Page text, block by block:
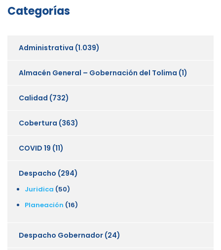
Categorías
Administrativa (1.039)
Almacén General – Gobernación del Tolima (1)
Calidad (732)
Cobertura (363)
COVID 19 (11)
Despacho (294)
Juridica (50)
Planeación (16)
Despacho Gobernador (24)